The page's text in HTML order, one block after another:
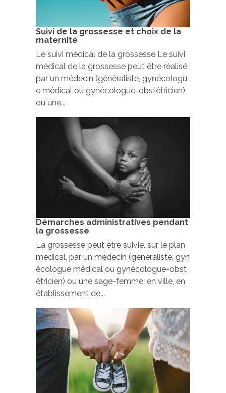
Suivi de la grossesse et choix de la
maternité
Le suivi médical de la grossesse Le suivi
médical de la grossesse peut être réalisé
par un médecin (généraliste, gynécologu
e médical ou gynécologue-obstétricien)
ou une...
Démarches administratives pendant
la grossesse
La grossesse peut être suivie, sur le plan
médical, par un médecin (généraliste, gyn
écologue médical ou gynécologue-obst
étricien) ou une sage-femme, en ville, en
établissement de...